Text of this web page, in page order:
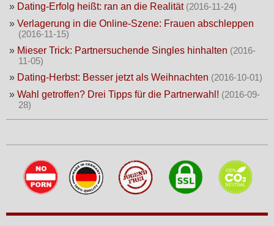
» Dating-Erfolg heißt: ran an die Realität (2016-11-24)
» Verlagerung in die Online-Szene: Frauen abschleppen
(2016-11-15)
» Mieser Trick: Partnersuchende Singles hinhalten (2016-
11-05)
» Dating-Herbst: Besser jetzt als Weihnachten (2016-10-01)
» Wahl getroffen? Drei Tipps für die Partnerwahl! (2016-09-
28)